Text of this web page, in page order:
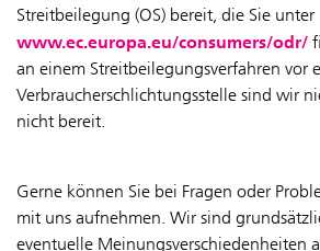
Streitbeilegung (OS) bereit, die Sie unter
www.ec.europa.eu/consumers/odr/
an einem Streitbeilegungsverfahren vor
Verbraucherschlichtungsstelle sind wir
nicht bereit.
Gerne können Sie bei Fragen oder
mit uns aufnehmen. Wir sind
eventuelle Meinungsverschiedenheiten